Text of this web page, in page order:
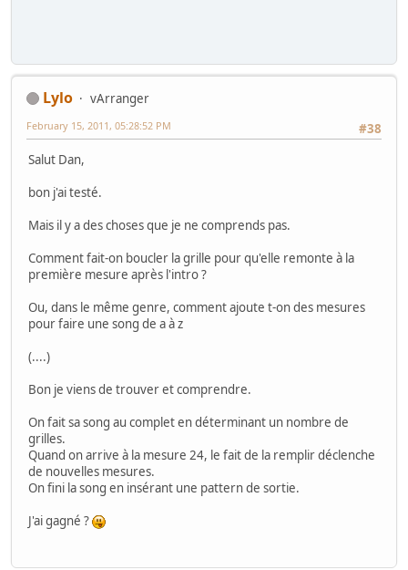
Lylo
vArranger
#38
February 15, 2011, 05:28:52 PM
Salut Dan,
bon j'ai testé.
Mais il y a des choses que je ne comprends pas.
Comment fait-on boucler la grille pour qu'elle remonte à la
première mesure après l'intro ?
Ou, dans le même genre, comment ajoute t-on des mesures
pour faire une song de a à z
(....)
Bon je viens de trouver et comprendre.
On fait sa song au complet en déterminant un nombre de
grilles.
Quand on arrive à la mesure 24, le fait de la remplir déclenche
de nouvelles mesures.
On fini la song en insérant une pattern de sortie.
J'ai gagné ?